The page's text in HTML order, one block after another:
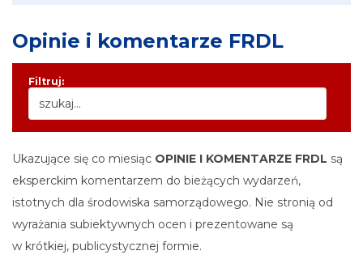
Opinie i komentarze FRDL
Filtruj:
Ukazujące się co miesiąc OPINIE I KOMENTARZE FRDL są
eksperckim komentarzem do bieżących wydarzeń,
istotnych dla środowiska samorządowego. Nie stronią od
wyrażania subiektywnych ocen i prezentowane są
w krótkiej, publicystycznej formie.